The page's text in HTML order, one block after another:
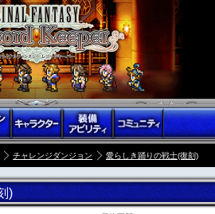
チャレンジダンジョン 愛らしき踊りの戦士(復刻)
)